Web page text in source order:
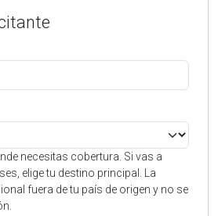
necesitas cobertura. Si vas a
elige tu destino principal. La
fuera de tu país de origen y no se